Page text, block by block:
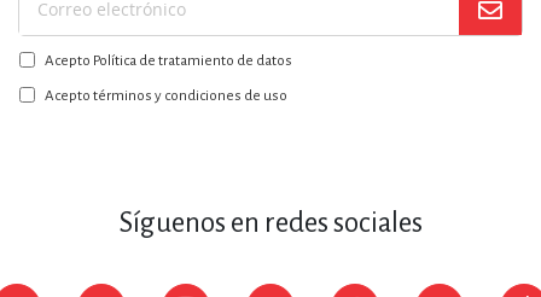
Suscríbase
a
nuestro
boletín:
Acepto Política de tratamiento de datos
Acepto términos y condiciones de uso
Síguenos en redes sociales